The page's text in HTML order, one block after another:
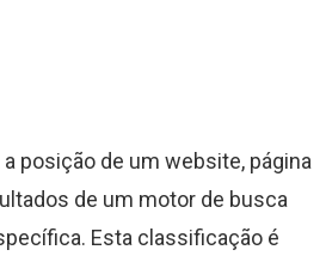
posição de um website, página
de um motor de busca
Esta classificação é